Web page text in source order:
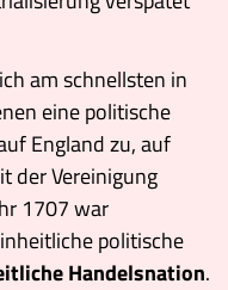
am schnellsten in
eine politische
England zu, auf
der Vereinigung
1707 war
politische
Handelsnation.